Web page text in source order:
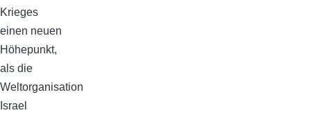
Krieges
einen neuen
Höhepunkt,
als die
Weltorganisation
Israel